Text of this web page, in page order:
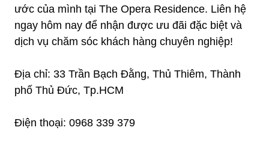
ước của mình tại The Opera Residence. Liên hệ
ngay hôm nay để nhận được ưu đãi đặc biệt và
dịch vụ chăm sóc khách hàng chuyên nghiệp!
Địa chỉ: 33 Trần Bạch Đằng, Thủ Thiêm, Thành
phố Thủ Đức, Tp.HCM
Điện thoại: 0968 339 379